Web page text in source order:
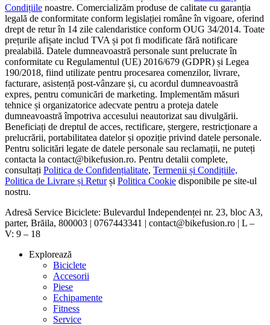
Condițiile noastre. Comercializăm produse de calitate cu garanția
legală de conformitate conform legislației române în vigoare, oferind
drept de retur în 14 zile calendaristice conform OUG 34/2014. Toate
prețurile afișate includ TVA și pot fi modificate fără notificare
prealabilă. Datele dumneavoastră personale sunt prelucrate în
conformitate cu Regulamentul (UE) 2016/679 (GDPR) și Legea
190/2018, fiind utilizate pentru procesarea comenzilor, livrare,
facturare, asistență post-vânzare și, cu acordul dumneavoastră
expres, pentru comunicări de marketing. Implementăm măsuri
tehnice și organizatorice adecvate pentru a proteja datele
dumneavoastră împotriva accesului neautorizat sau divulgării.
Beneficiați de dreptul de acces, rectificare, ștergere, restricționare a
prelucrării, portabilitatea datelor și opoziție privind datele personale.
Pentru solicitări legate de datele personale sau reclamații, ne puteți
contacta la contact@bikefusion.ro. Pentru detalii complete,
consultați Politica de Confidențialitate, Termenii și Condițiile,
Politica de Livrare și Returși Politica Cookie disponibile pe site-ul
nostru.
Adresă Service Biciclete: Bulevardul Independenței nr. 23, bloc A3,
parter, Brăila, 800003 | 0767443341 | contact@bikefusion.ro | L –
V: 9 – 18
Explorează
Biciclete
Accesorii
Piese
Echipamente
Fitness
Service